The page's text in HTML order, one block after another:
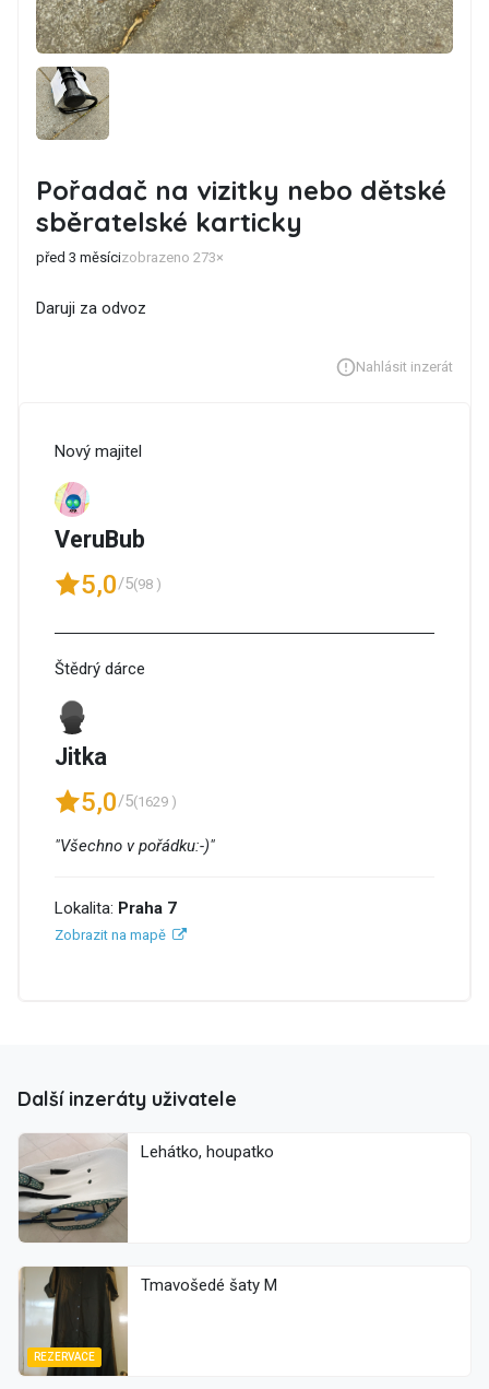
Pořadač na vizitky nebo dětské
sběratelské karticky
před 3 měsícizobrazeno 273×
Daruji za odvoz
Nahlásit inzerát
Nový majitel
VeruBub
5,0/5(98 )
Štědrý dárce
Jitka
5,0/5(1629 )
"Všechno v pořádku:-)"
Lokalita: Praha 7
Zobrazit na mapě
Další inzeráty uživatele
Lehátko, houpatko
REZERVACE
Tmavošedé šaty M